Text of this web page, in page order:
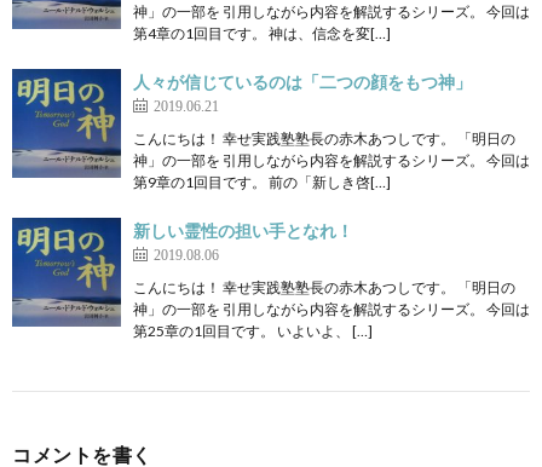
神」の一部を 引用しながら内容を解説するシリーズ。 今回は
第4章の1回目です。 神は、信念を変[…]
人々が信じているのは「二つの顔をもつ神」
2019.06.21
こんにちは！ 幸せ実践塾塾長の赤木あつしです。 「明日の
神」の一部を 引用しながら内容を解説するシリーズ。 今回は
第9章の1回目です。 前の「新しき啓[…]
新しい霊性の担い手となれ！
2019.08.06
こんにちは！ 幸せ実践塾塾長の赤木あつしです。 「明日の
神」の一部を 引用しながら内容を解説するシリーズ。 今回は
第25章の1回目です。 いよいよ、 […]
コメントを書く